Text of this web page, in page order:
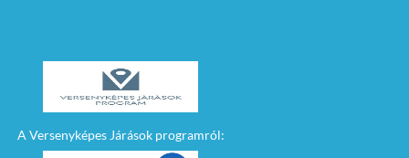
A Versenyképes Járások programról: